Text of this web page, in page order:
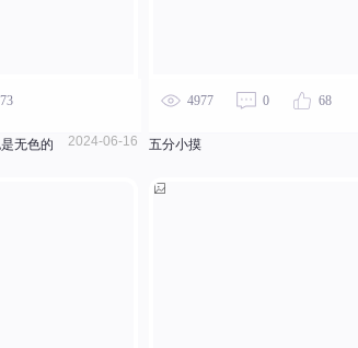
73
无色的 2024-06-16
4977 0 68
五分小摸